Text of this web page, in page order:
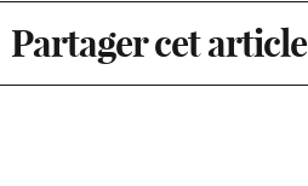
Partager cet article